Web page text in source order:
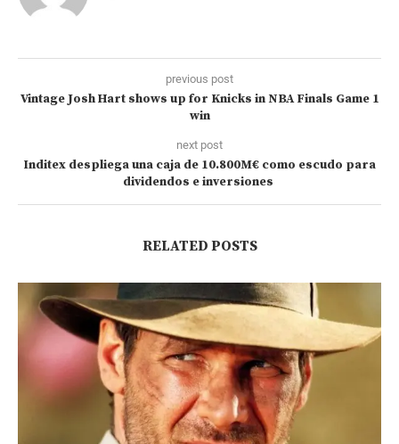
previous post
Vintage Josh Hart shows up for Knicks in NBA Finals Game 1
win
next post
Inditex despliega una caja de 10.800M€ como escudo para
dividendos e inversiones
RELATED POSTS